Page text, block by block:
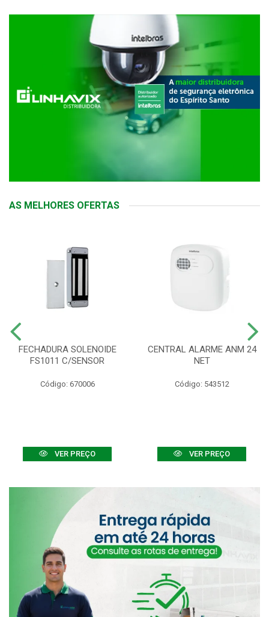
AS MELHORES OFERTAS
FECHADURA SOLENOIDE
FS1011 C/SENSOR
Código: 670006
VER PREÇO
CENTRAL ALARME ANM 24
NET
Código: 543512
VER PREÇO